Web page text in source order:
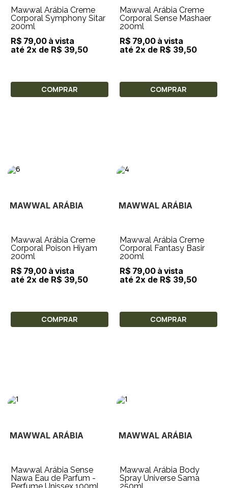
Mawwal Arábia Creme
Corporal Symphony Sitar
200ml
R$ 79,00 à vista
até 2x de R$ 39,50
COMPRAR
Mawwal Arábia Creme
Corporal Sense Mashaer
200ml
R$ 79,00 à vista
até 2x de R$ 39,50
COMPRAR
MAWWAL ARÁBIA
Mawwal Arábia Creme
Corporal Poison Hiyam
200ml
R$ 79,00 à vista
até 2x de R$ 39,50
COMPRAR
MAWWAL ARÁBIA
Mawwal Arábia Creme
Corporal Fantasy Basir
200ml
R$ 79,00 à vista
até 2x de R$ 39,50
COMPRAR
MAWWAL ARÁBIA
Mawwal Arábia Sense
Nawa Eau de Parfum -
Perfume Unissex 100ml
MAWWAL ARÁBIA
Mawwal Arábia Body
Spray Universe Sama
250ml